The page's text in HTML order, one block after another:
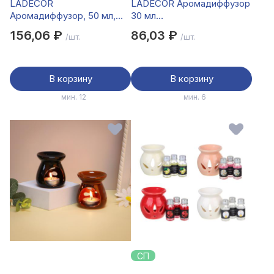
LADECOR
Аромадиффузор, 50 мл,
Коко,Пион,Чимни,Плюмерия,Ориентальный
156,06 ₽ /шт.
В корзину
мин. 12
LADECOR Аромадиффузор
30 мл
Mediterraneanmorning/
86,03 ₽ /шт.
В корзину
мин. 6
СП